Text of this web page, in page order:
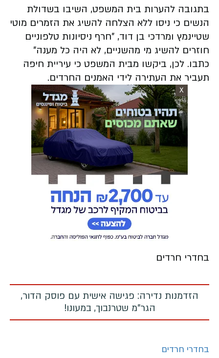
בתגובה להערות בית המשפט, השיבו בשדולת
הנשים כי ניסו ללא הצלחה להשיג את הזמרים מוטי
שטיינמץ ומרדכי בן דוד, "חרף ניסיונות טלפוניים
חוזרים להשיג מי מהשניים, לא היה כל מענה"
כתבו. לכן, ביקשו מבית המשפט כי עיריית חיפה
תעביר את העתירה לידי האמנים החרדים.
X
בחדרי חרדים
הזדמנות נדירה: פגישה אישית עם פוסק הדור,
הגר"מ שטרנבוך, במעונו!
בחדרי חרדים